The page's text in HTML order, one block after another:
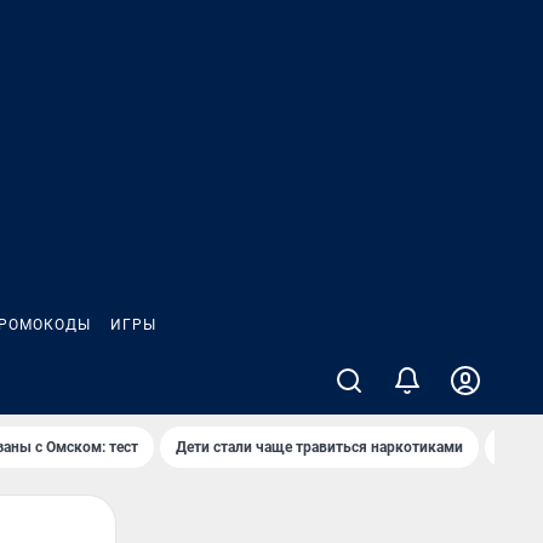
ИГРЫ
с Омском: тест Дети стали чаще травиться наркотиками